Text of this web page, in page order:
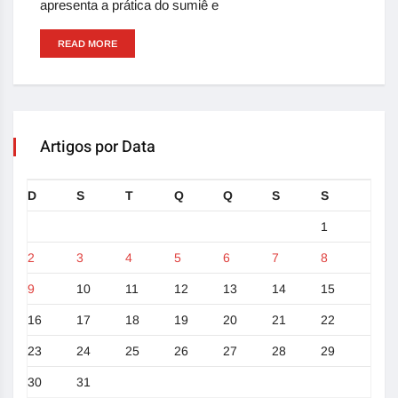
apresenta a prática do sumiê e
READ MORE
Artigos por Data
D S T Q Q S S
1
2 3 4 5 6 7 8
9 10 11 12 13 14 15
16 17 18 19 20 21 22
23 24 25 26 27 28 29
30 31